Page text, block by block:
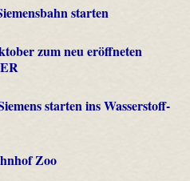
starten
zum neu eröffneten
starten ins Wasserstoff-
Zoo